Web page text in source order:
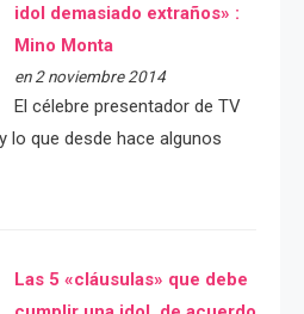
idol demasiado extraños» :
Mino Monta
en 2 noviembre 2014
El célebre presentador de TV
lo que desde hace algunos
Las 5 «cláusulas» que debe